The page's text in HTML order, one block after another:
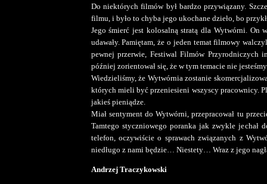
Do niektórych filmów był bardzo przywiązany.
filmu, i było to chyba jego ukochane dzieło, bo
Jego śmierć jest kolosalną stratą dla Wytwórni. On
udawały. Pamiętam, że o jeden temat filmowy
pewnej przerwie, Festiwal Filmów Przyrodniczych
później zorientował się, że w tym temacie nie
Wiedzieliśmy, że Wytwórnia zostanie
których mieli być przeniesieni wszyscy pracownicy.
jakieś pieniądze.
Miał sentyment do Wytwórni, przepracował tu
Tamtego styczniowego poranka jak zwykle jechał
telefon, oczywiście o sprawach związanych z
niedługo z nami będzie… Niestety… Wraz z jego
Andrzej Traczykowski